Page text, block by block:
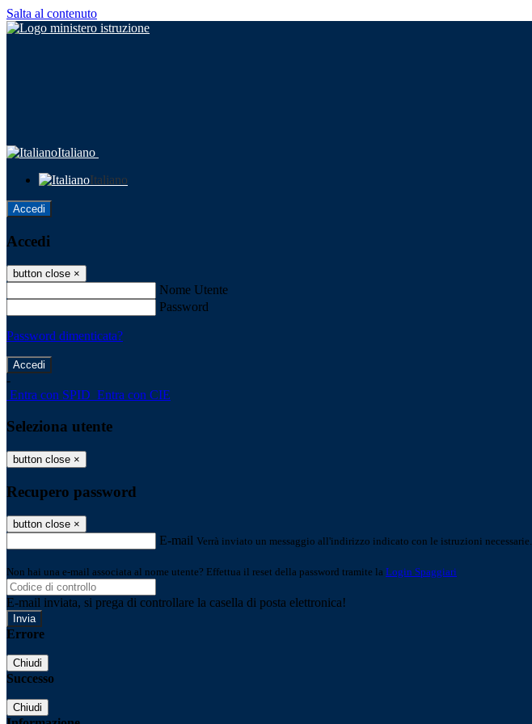
Salta al contenuto
Italiano
Italiano
Accedi
Accedi
button close ×
Nome Utente
Password
Password dimenticata?
-
Entra con SPID Entra con CIE
Seleziona utente
button close ×
Recupero password
button close ×
E-mail Verrà inviato un messaggio all'indirizzo indicato con le istruzioni necessarie.
Non hai una e-mail associata al nome utente? Effettua il reset della password tramite la Login Spaggiari
E-mail inviata, si prega di controllare la casella di posta elettronica!
Errore
Chiudi
Successo
Chiudi